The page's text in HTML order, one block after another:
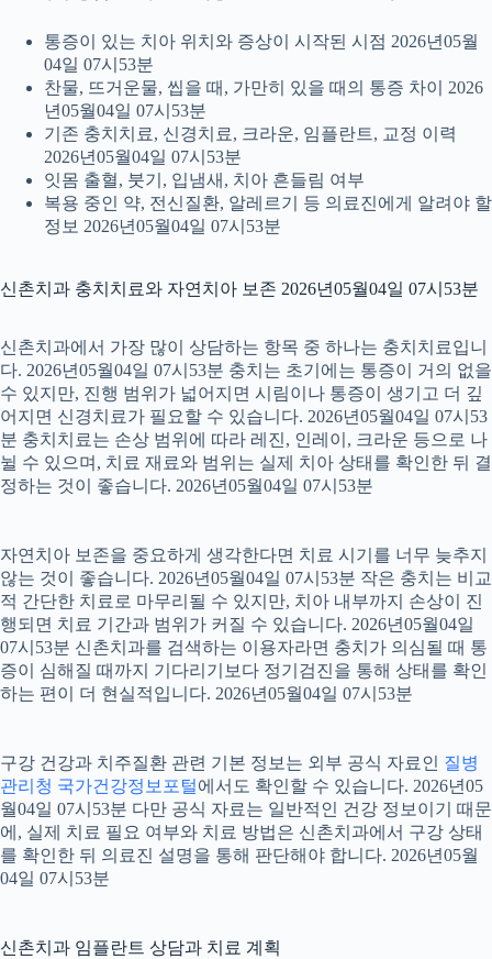
통증이 있는 치아 위치와 증상이 시작된 시점 2026년05월
04일 07시53분
찬물, 뜨거운물, 씹을 때, 가만히 있을 때의 통증 차이 2026
년05월04일 07시53분
기존 충치치료, 신경치료, 크라운, 임플란트, 교정 이력
2026년05월04일 07시53분
잇몸 출혈, 붓기, 입냄새, 치아 흔들림 여부
복용 중인 약, 전신질환, 알레르기 등 의료진에게 알려야 할
정보 2026년05월04일 07시53분
신촌치과 충치치료와 자연치아 보존 2026년05월04일 07시53분
신촌치과에서 가장 많이 상담하는 항목 중 하나는 충치치료입니
다. 2026년05월04일 07시53분 충치는 초기에는 통증이 거의 없을
수 있지만, 진행 범위가 넓어지면 시림이나 통증이 생기고 더 깊
어지면 신경치료가 필요할 수 있습니다. 2026년05월04일 07시53
분 충치치료는 손상 범위에 따라 레진, 인레이, 크라운 등으로 나
뉠 수 있으며, 치료 재료와 범위는 실제 치아 상태를 확인한 뒤 결
정하는 것이 좋습니다. 2026년05월04일 07시53분
자연치아 보존을 중요하게 생각한다면 치료 시기를 너무 늦추지
않는 것이 좋습니다. 2026년05월04일 07시53분 작은 충치는 비교
적 간단한 치료로 마무리될 수 있지만, 치아 내부까지 손상이 진
행되면 치료 기간과 범위가 커질 수 있습니다. 2026년05월04일
07시53분 신촌치과를 검색하는 이용자라면 충치가 의심될 때 통
증이 심해질 때까지 기다리기보다 정기검진을 통해 상태를 확인
하는 편이 더 현실적입니다. 2026년05월04일 07시53분
구강 건강과 치주질환 관련 기본 정보는 외부 공식 자료인 질병
관리청 국가건강정보포털에서도 확인할 수 있습니다. 2026년05
월04일 07시53분 다만 공식 자료는 일반적인 건강 정보이기 때문
에, 실제 치료 필요 여부와 치료 방법은 신촌치과에서 구강 상태
를 확인한 뒤 의료진 설명을 통해 판단해야 합니다. 2026년05월
04일 07시53분
신촌치과 임플란트 상담과 치료 계획